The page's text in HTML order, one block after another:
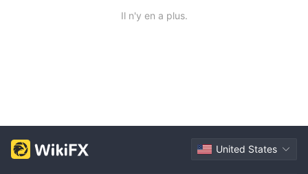
Il n'y en a plus.
United States